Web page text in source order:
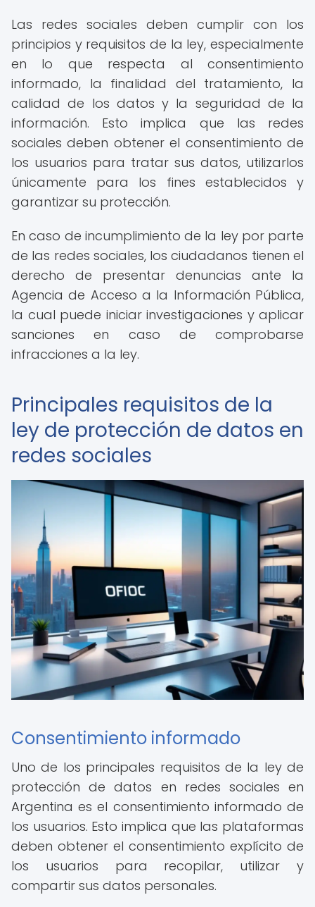
Las redes sociales deben cumplir con los
principios y requisitos de la ley, especialmente
en lo que respecta al consentimiento
informado, la finalidad del tratamiento, la
calidad de los datos y la seguridad de la
información. Esto implica que las redes
sociales deben obtener el consentimiento de
los usuarios para tratar sus datos, utilizarlos
únicamente para los fines establecidos y
garantizar su protección.
En caso de incumplimiento de la ley por parte
de las redes sociales, los ciudadanos tienen el
derecho de presentar denuncias ante la
Agencia de Acceso a la Información Pública,
la cual puede iniciar investigaciones y aplicar
sanciones en caso de comprobarse
infracciones a la ley.
Principales requisitos de la
ley de protección de datos en
redes sociales
Consentimiento informado
Uno de los principales requisitos de la ley de
protección de datos en redes sociales en
Argentina es el consentimiento informado de
los usuarios. Esto implica que las plataformas
deben obtener el consentimiento explícito de
los usuarios para recopilar, utilizar y
compartir sus datos personales.